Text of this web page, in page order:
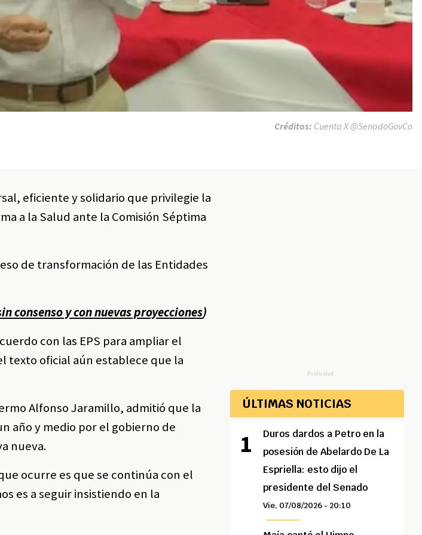
Créditos: Cuenta X @SenadoGovCo
eficiente y solidario que privilegie la
a la Salud ante la Comisión Séptima
de transformación de las Entidades
consenso y con nuevas proyecciones)
con las EPS para ampliar el
texto oficial aún establece que la
Alfonso Jaramillo, admitió que la
año y medio por el gobierno de
nueva.
ocurre es que se continúa con el
es a seguir insistiendo en la
Publicidad
ÚLTIMAS NOTICIAS
Duros dardos a Petro en la
posesión de Abelardo De La
Espriella: esto dijo el
presidente del Senado
Vie, 07/08/2026 - 20:10